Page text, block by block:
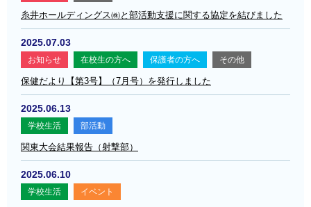
糸井ホールディングス㈱と部活動支援に関する協定を結びました
2025.07.03
お知らせ 在校生の方へ 保護者の方へ その他
保健だより【第3号】（7月号）を発行しました
2025.06.13
学校生活 部活動
関東大会結果報告（射撃部）
2025.06.10
学校生活 イベント